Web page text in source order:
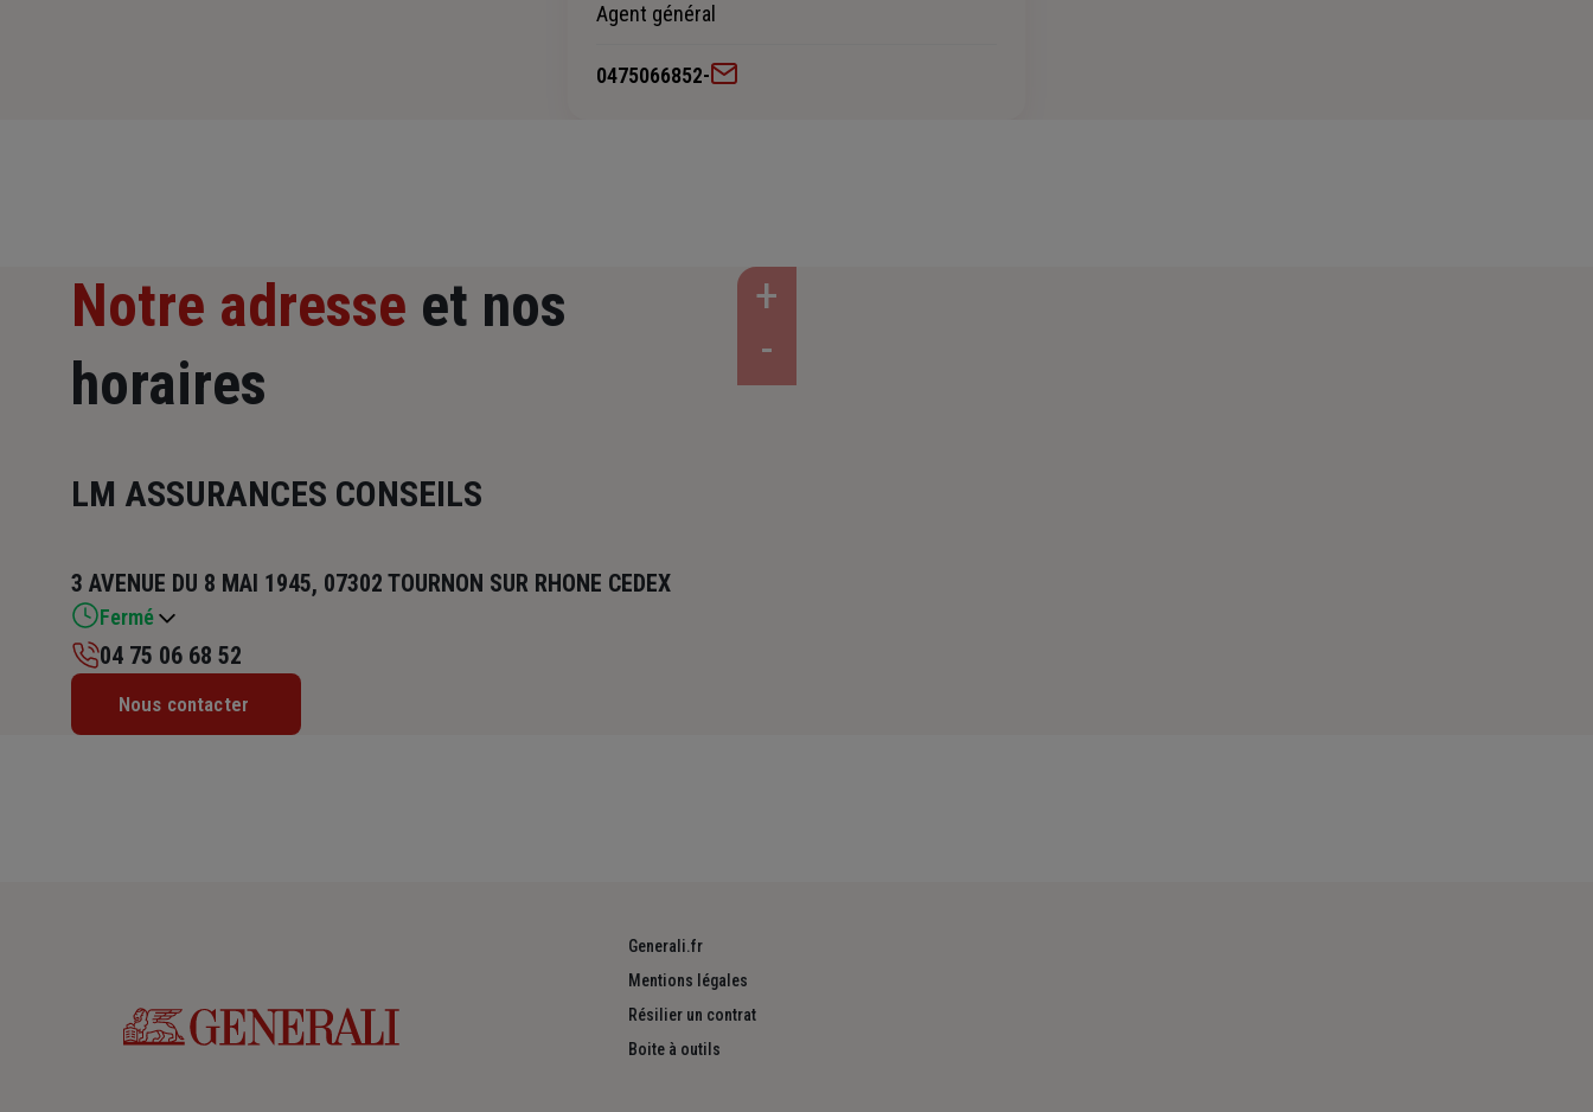
Agent général
0475066852-
Notre adresse et nos
horaires
LM ASSURANCES CONSEILS
3 AVENUE DU 8 MAI 1945, 07302 TOURNON SUR RHONE CEDEX
Fermé
Mardi : 09h – 12h / 14h – 17h
04 75 06 68 52
Nous contacter
Generali.fr
Mentions légales
Résilier un contrat
Boite à outils